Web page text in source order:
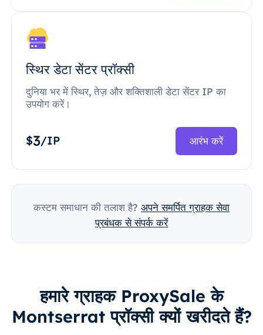
स्थिर डेटा सेंटर प्रॉक्सी
दुनिया भर में स्थिर, तेज़ और शक्तिशाली डेटा सेंटर IP का
उपयोग करें।
$3/IP आरंभ करें
कस्टम समाधान की तलाश है? अपने समर्पित ग्राहक सेवा
प्रबंधक से संपर्क करें
हमारे ग्राहक ProxySale के
Montserrat प्रॉक्सी क्यों खरीदते हैं?